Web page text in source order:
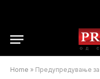
Home » Предупредување за